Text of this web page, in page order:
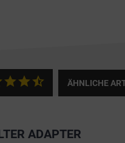
ÄHNLICHE
ADAPTER